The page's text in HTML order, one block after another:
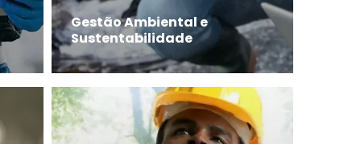
Gestão Ambiental e
Sustentabilidade